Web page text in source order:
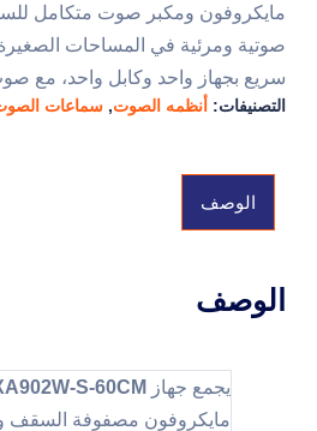
مايكروفون ومكبر صوت متكامل
صوتية ومرئية في المساحات
سريع بجهاز واحد وكابل واحد، مع
التصنيفات: أنظمه الصوت,سماعات
الوصف
الوصف
يجمع جهاز S-60CM
مايكروفون مصفوفة السقف